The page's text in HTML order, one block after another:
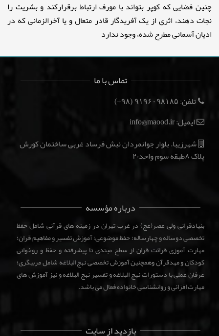
چنین فضایی که کوپر بتواند با مورف ارتباط برقرارکند و بشریت را
نجات دهند، اثری از یک آفریدگار قادر متعال و یا آخرالزمانی که در
ادیان آسمانی مطرح شده، وجود ندارد
تماس با ما
تلفن: ۹۱۹۶۰۹۸۱۸۵ (۹۸+)
ایمیل: info@maood.ir
شهرزیبا. بلوار جوانمردان نبش فرساد غربی ساختمان کورش
پلاک ۸طبقه سوم واحد۲۰
درباره مؤسسه
بنیادقرانی ولی عصر(عج) در غرب تهران در زمینه های قرآنی شامل حفظ
تخصصی دوساله و چهارساله؛ حفظ موضوعی؛ آموزش تفسیر و مفاهیم قران؛
مهارت آموزی قرائت قران از سطح مبتدی تا پیشرفته و حفظ و روخوانی
کودکان و مهدقرآن وهمچنین آموزش تخصصی نهج البلاغه شامل مربیگری؛
عرفان عملی با دستورات نهج البلاغه و تفسیر نهج البلاغه و نیز آموزش های
مهارت افزائی و روانشناسی خانواده فعال می باشد.
بازدید از سایت